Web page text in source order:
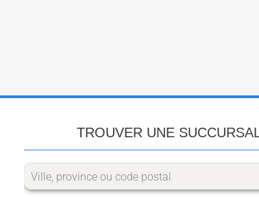
TROUVER UNE